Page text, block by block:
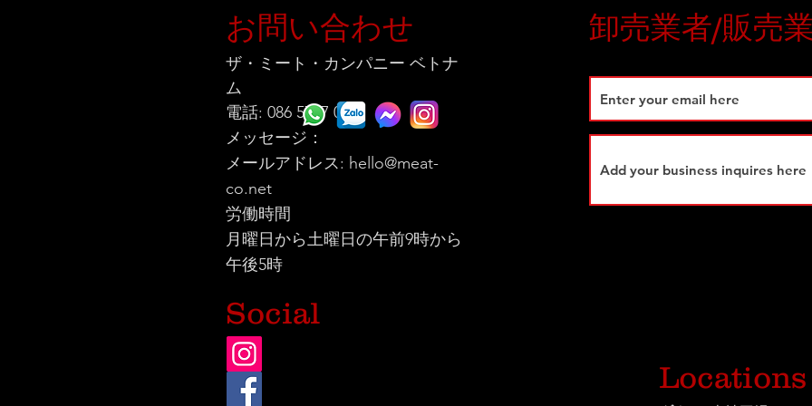
お問い合わせ
ザ・ミート・カンパニー ベトナ
ム
電話: 086 5777 060
メッセージ：
メールアドレス: hello@meat-
co.net
労働時間
月曜日から土曜日の午前9時から
午後5時
Social
卸売業者/販売
Locations